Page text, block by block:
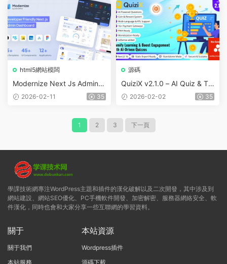
html5網站模闆
Modernize Next Js Admin D
ashboard v11.0.0
2026-02-11 35
源碼
QuiziX v2.1.0 – AI Quiz & Tri
via Game | Laravel + Next.j
2026-02-02 35
1 2 3 下一頁
學課技術網專注WordPress主題和插件的漢化破解以及二次開發，其中涉及到
網站建設、網站SEO優化、PC手機軟件開發、加密解密、服務器網絡安全、軟
件漢化，同時也會和大家分享一些互聯網的學習資料。
關于
關于我們
本站服務
本站資源
Wordpress插件
源碼下載